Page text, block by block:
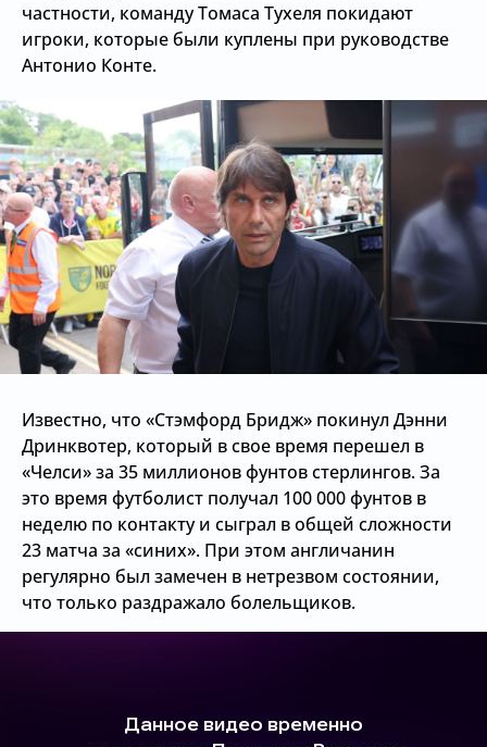
частности, команду Томаса Тухеля покидают
игроки, которые были куплены при руководстве
Антонио Конте.
Известно, что «Стэмфорд Бридж» покинул Дэнни
Дринквотер, который в свое время перешел в
«Челси» за 35 миллионов фунтов стерлингов. За
это время футболист получал 100 000 фунтов в
неделю по контакту и сыграл в общей сложности
23 матча за «синих». При этом англичанин
регулярно был замечен в нетрезвом состоянии,
что только раздражало болельщиков.
Контакты